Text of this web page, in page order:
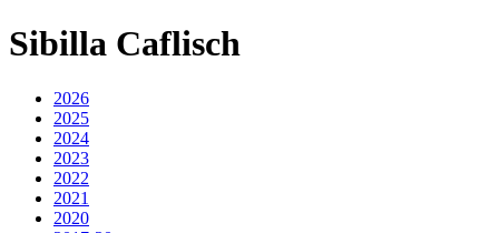
Sibilla Caflisch
2026
2025
2024
2023
2022
2021
2020